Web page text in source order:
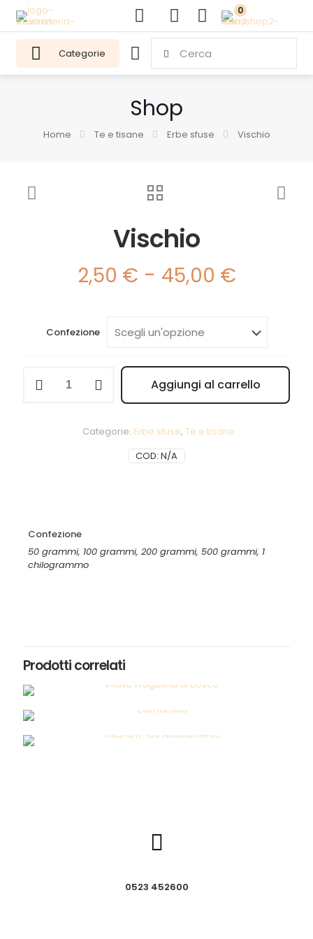
0
Categorie
Shop
Home Te e tisane Erbe sfuse Vischio
Vischio
2,50 € - 45,00 €Fascia
da
a
45,00
Confezione
quantità
Aggiungi al carrello
COD: N/A
Categorie: Erbe sfuse, Te e tisane
Confezione
50 grammi, 100 grammi, 200 grammi, 500 grammi, 1
chilogrammo
Prodotti correlati
0523 452600